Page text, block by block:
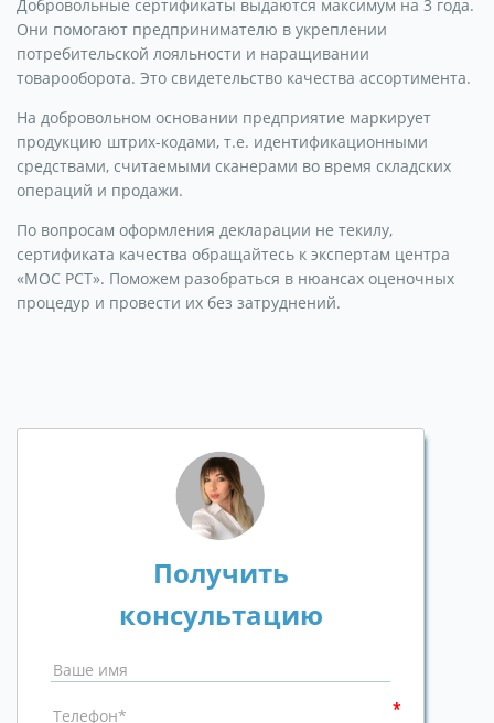
Добровольные сертификаты выдаются максимум на 3 года.
Они помогают предпринимателю в укреплении
потребительской лояльности и наращивании
товарооборота. Это свидетельство качества ассортимента.
На добровольном основании предприятие маркирует
продукцию штрих-кодами, т.е. идентификационными
средствами, считаемыми сканерами во время складских
операций и продажи.
По вопросам оформления декларации не текилу,
сертификата качества обращайтесь к экспертам центра
«МОС РСТ». Поможем разобраться в нюансах оценочных
процедур и провести их без затруднений.
Получить
консультацию